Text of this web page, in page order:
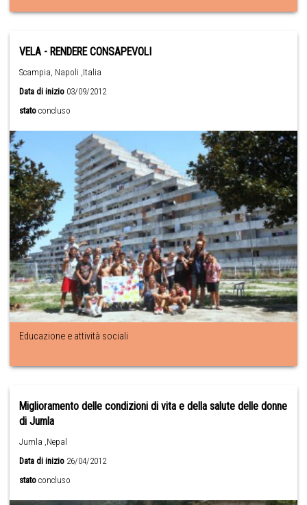
VELA - RENDERE CONSAPEVOLI
Scampia, Napoli ,Italia
Data di inizio 03/09/2012
stato concluso
Educazione e attività sociali
Miglioramento delle condizioni di vita e della salute delle donne
di Jumla
Jumla ,Nepal
Data di inizio 26/04/2012
stato concluso